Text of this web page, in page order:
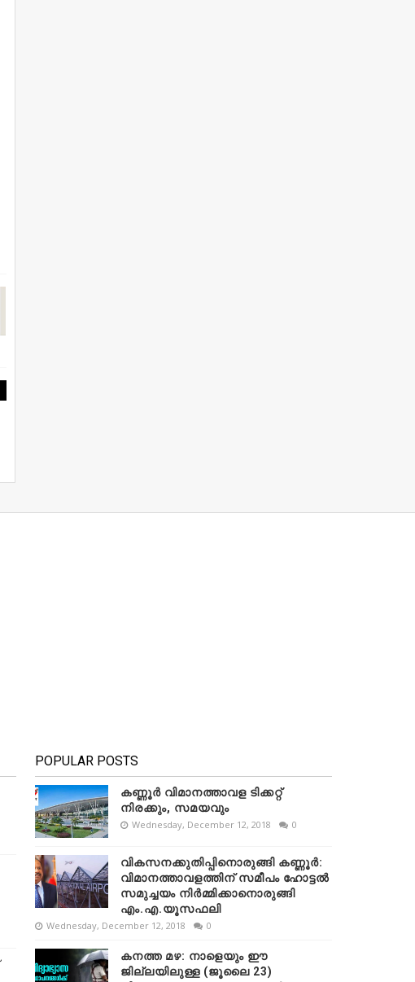
POPULAR POSTS
കണ്ണൂർ വിമാനത്താവള ടിക്കറ്റ്
നിരക്കും, സമയവും
Wednesday, December 12, 2018 0
വികസനക്കുതിപ്പിനൊരുങ്ങി കണ്ണൂർ:
വിമാനത്താവളത്തിന് സമീപം ഹോട്ടൽ
സമുച്ചയം നിർമ്മിക്കാനൊരുങ്ങി
എം.എ.യൂസഫലി
Wednesday, December 12, 2018 0
കനത്ത മഴ: നാളെയും ഈ
ജില്ലയിലുള്ള (ജൂലൈ 23)